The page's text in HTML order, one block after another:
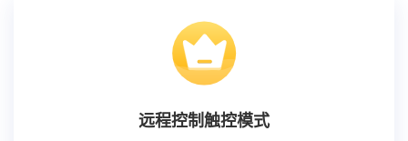
远程控制触控模式